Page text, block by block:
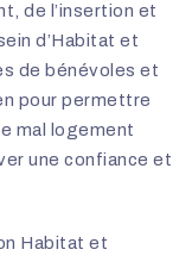
de l’insertion et
d’Habitat et
de bénévoles et
pour permettre
mal logement
une confiance et
Habitat et